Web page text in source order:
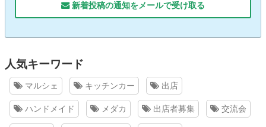
新着投稿の通知をメールで受け取る
人気キーワード
マルシェ キッチンカー 出店
ハンドメイド メダカ 出店者募集 交流会